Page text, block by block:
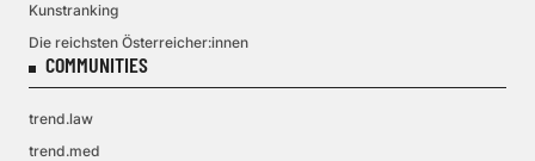
Kunstranking
Die reichsten Österreicher:innen
COMMUNITIES
trend.law
trend.med